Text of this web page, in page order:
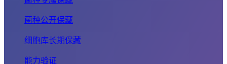
菌种公开保藏
细胞库长期保藏
能力验证